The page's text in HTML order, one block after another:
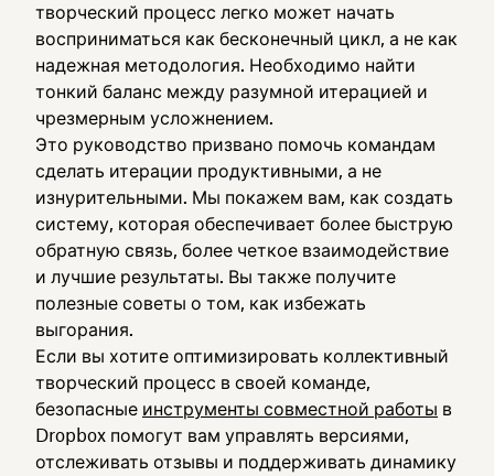
творческий процесс легко может начать
восприниматься как бесконечный цикл, а не как
надежная методология. Необходимо найти
тонкий баланс между разумной итерацией и
чрезмерным усложнением.
Это руководство призвано помочь командам
сделать итерации продуктивными, а не
изнурительными. Мы покажем вам, как создать
систему, которая обеспечивает более быструю
обратную связь, более четкое взаимодействие
и лучшие результаты. Вы также получите
полезные советы о том, как избежать
выгорания.
Если вы хотите оптимизировать коллективный
творческий процесс в своей команде,
безопасные инструменты совместной работы в
Dropbox помогут вам управлять версиями,
отслеживать отзывы и поддерживать динамику